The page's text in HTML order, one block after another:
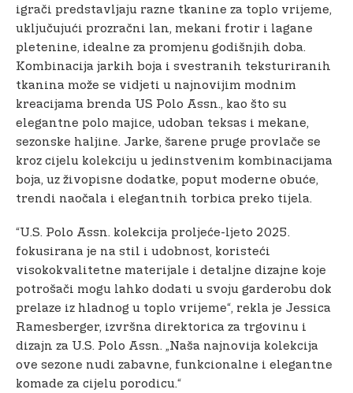
igrači predstavljaju razne tkanine za toplo vrijeme,
uključujući prozračni lan, mekani frotir i lagane
pletenine, idealne za promjenu godišnjih doba.
Kombinacija jarkih boja i svestranih teksturiranih
tkanina može se vidjeti u najnovijim modnim
kreacijama brenda US Polo Assn., kao što su
elegantne polo majice, udoban teksas i mekane,
sezonske haljine. Jarke, šarene pruge provlače se
kroz cijelu kolekciju u jedinstvenim kombinacijama
boja, uz živopisne dodatke, poput moderne obuće,
trendi naočala i elegantnih torbica preko tijela.
“U.S. Polo Assn. kolekcija proljeće-ljeto 2025.
fokusirana je na stil i udobnost, koristeći
visokokvalitetne materijale i detaljne dizajne koje
potrošači mogu lahko dodati u svoju garderobu dok
prelaze iz hladnog u toplo vrijeme“, rekla je Jessica
Ramesberger, izvršna direktorica za trgovinu i
dizajn za U.S. Polo Assn. „Naša najnovija kolekcija
ove sezone nudi zabavne, funkcionalne i elegantne
komade za cijelu porodicu.“